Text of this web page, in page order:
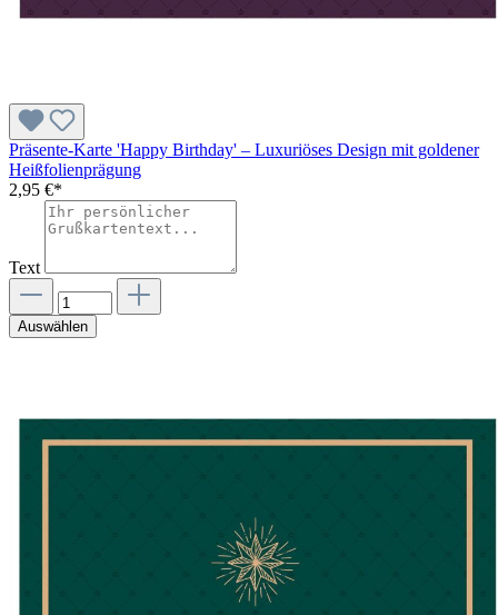
Präsente-Karte 'Happy Birthday' – Luxuriöses Design mit goldener
Heißfolienprägung
2,95 €*
Text
Auswählen